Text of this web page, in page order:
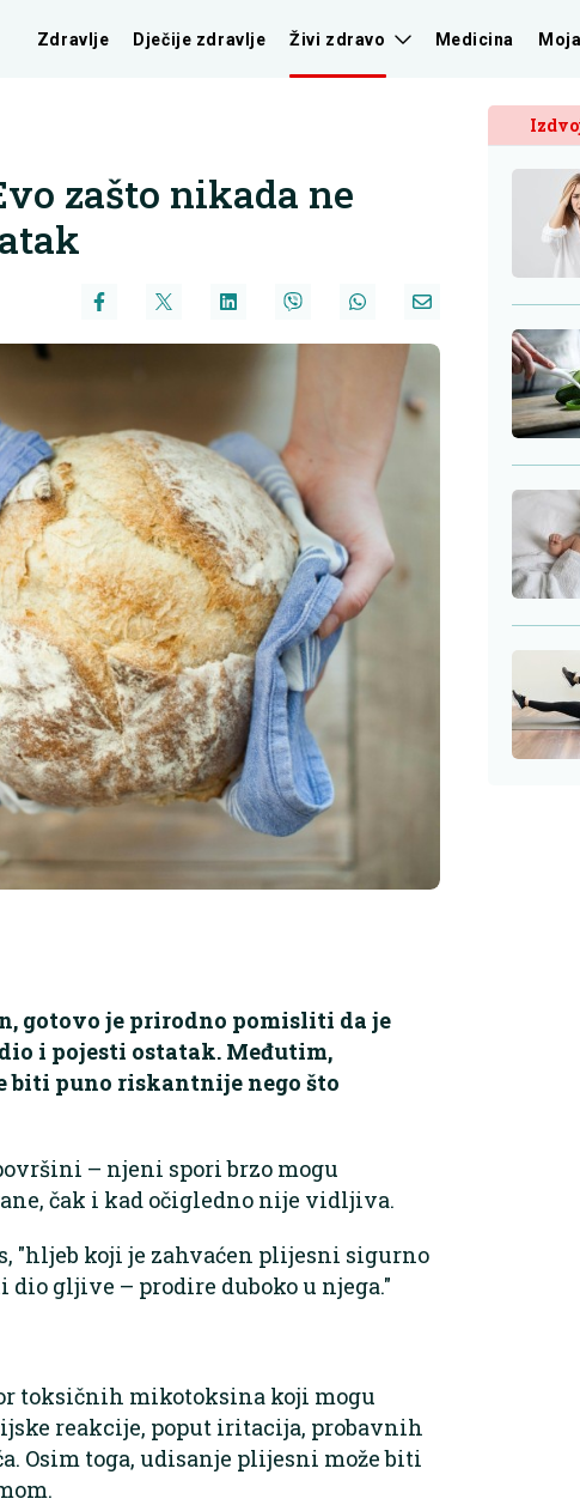
Zdravlje Dječije zdravlje Živi zdravo Medicina
zašto nikada ne
gotovo je prirodno pomisliti da je
i pojesti ostatak. Međutim,
biti puno riskantnije nego što
– njeni spori brzo mogu
čak i kad očigledno nije vidljiva.
koji je zahvaćen plijesni sigurno
gljive – prodire duboko u njega."
toksičnih mikotoksina koji mogu
reakcije, poput iritacija, probavnih
Osim toga, udisanje plijesni može biti